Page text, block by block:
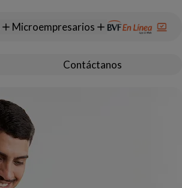
Microempresarios
Contáctanos